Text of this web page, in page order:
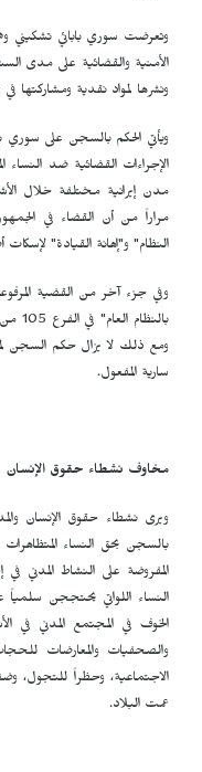
وتعرضت سوري بابائي تشكيني
الأمنية والقضائية على مدى
ونشرها لمواد نقدية ومشاركتها
ويأتي الحكم بالسجن على سوري
الإجراءات القضائية ضد النساء
مدن إيرانية مختلفة خلال
مراراً من أن القضاء في
النظام" و"إهانة القيادة"
وفي جزء آخر من القضية
ومع ذلك لا يزال حكم السجن
سارية المفعول.
مخاوف نشطاء حقوق الإنسان
ويرى نشطاء حقوق الإنسان
بالسجن بحق النساء المتظاهرات
المفروضة على النشاط المدني
النساء اللواتي يحتججن
الخوف في المجتمع المدني في
والصحفيات والمعارضات
الاجتماعية، وحظراً للتجول،
عمت البلاد.